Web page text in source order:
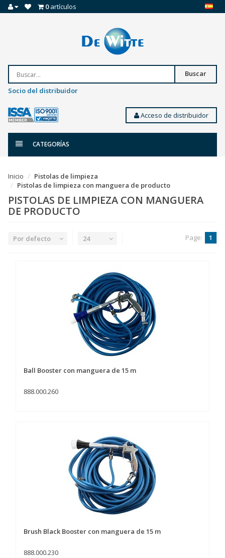
0artículos
Buscar
Socio del distribuidor
Acceso de distribuidor
CATEGORÍAS
Inicio
Pistolas de limpieza
Pistolas de limpieza con manguera de producto
PISTOLAS DE LIMPIEZA CON MANGUERA
DE PRODUCTO
Por defecto 24 Page: 1
Ball Booster con manguera de 15 m
888.000.260
Brush Black Booster con manguera de 15 m
888.000.230